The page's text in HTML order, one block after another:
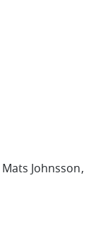
Mats Johnsson